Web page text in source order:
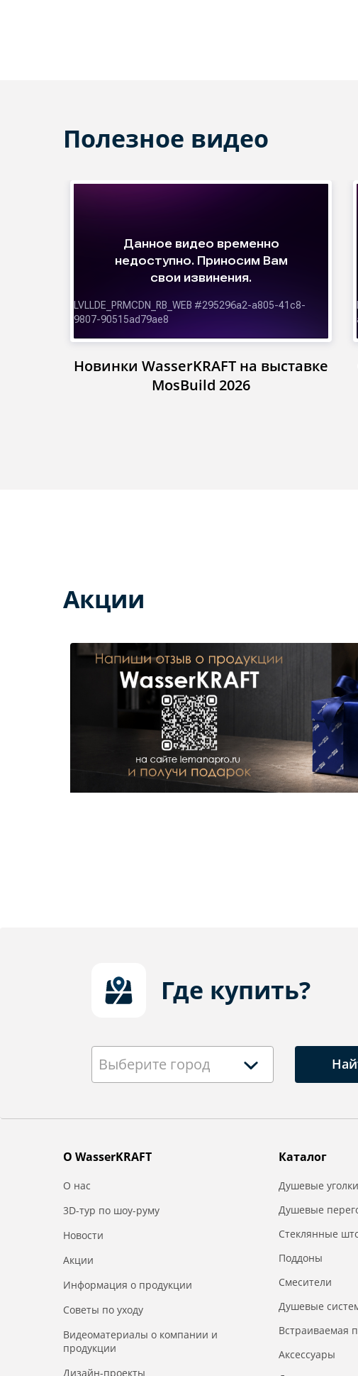
Полезное видео
Новинки WasserKRAFT на выставке
MosBuild 2026
Акции
Где купить?
Выберите город
О WasserKRAFT
О нас
3D-тур по шоу-руму
Новости
Акции
Информация о продукции
Советы по уходу
Видеоматериалы о компании и
продукции
Дизайн-проекты
Каталог
Душевые уголки
Душевые
Стеклянные
Поддоны
Смесители
Душевые
Встраиваемая
Аксессуары